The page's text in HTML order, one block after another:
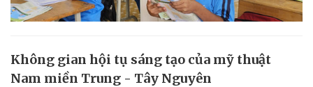
Không gian hội tụ sáng tạo của mỹ thuật
Nam miền Trung - Tây Nguyên